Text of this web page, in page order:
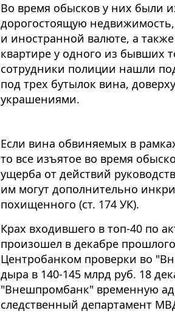
Во время обысков у них были
дорогостоящую
и иностранной валюте, а
квартире у одного из бывших
сотрудники полиции нашли
под трех бутылок вина,
украшениями.
Если вина обвиняемых в
то все изъятое во время
ущерба от действий
им могут дополнительно
похищенного (ст. 174 УК).
Крах входившего в топ-40 по
произошел в декабре
Центробанком проверки во
дыра в 140-145 млрд руб. 18
"Внешпромбанк" временную
следственный департамент